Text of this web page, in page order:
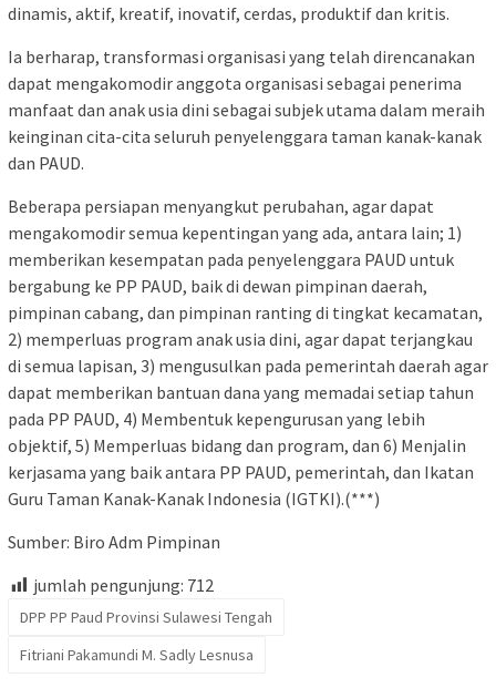
dinamis, aktif, kreatif, inovatif, cerdas, produktif dan kritis.
Ia berharap, transformasi organisasi yang telah direncanakan
dapat mengakomodir anggota organisasi sebagai penerima
manfaat dan anak usia dini sebagai subjek utama dalam meraih
keinginan cita-cita seluruh penyelenggara taman kanak-kanak
dan PAUD.
Beberapa persiapan menyangkut perubahan, agar dapat
mengakomodir semua kepentingan yang ada, antara lain; 1)
memberikan kesempatan pada penyelenggara PAUD untuk
bergabung ke PP PAUD, baik di dewan pimpinan daerah,
pimpinan cabang, dan pimpinan ranting di tingkat kecamatan,
2) memperluas program anak usia dini, agar dapat terjangkau
di semua lapisan, 3) mengusulkan pada pemerintah daerah agar
dapat memberikan bantuan dana yang memadai setiap tahun
pada PP PAUD, 4) Membentuk kepengurusan yang lebih
objektif, 5) Memperluas bidang dan program, dan 6) Menjalin
kerjasama yang baik antara PP PAUD, pemerintah, dan Ikatan
Guru Taman Kanak-Kanak Indonesia (IGTKI).(***)
Sumber: Biro Adm Pimpinan
jumlah pengunjung: 712
DPP PP Paud Provinsi Sulawesi Tengah
Fitriani Pakamundi M. Sadly Lesnusa